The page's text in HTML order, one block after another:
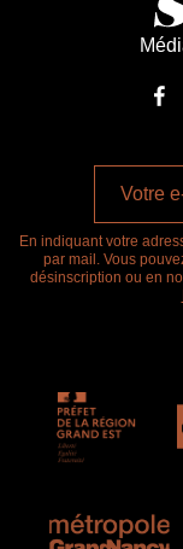
En indiquant votre
par mail. Vous
désinscription ou en